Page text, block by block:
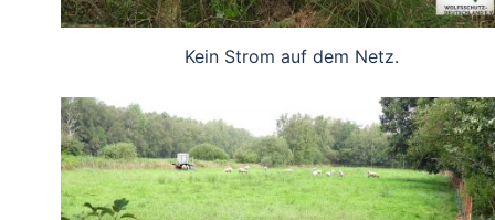
Kein Strom auf dem Netz.